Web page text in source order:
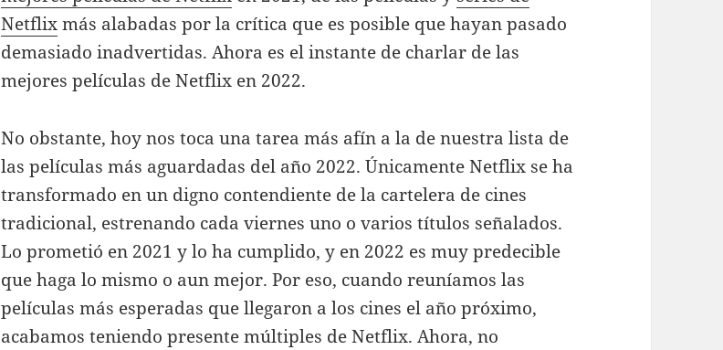
Netflixmás alabadas por la crítica que es posible que hayan pasado
demasiado inadvertidas. Ahora es el instante de charlar de las
mejores películas de Netflix en 2022.
No obstante, hoy nos toca una tarea más afín a la de nuestra lista de
las películas más aguardadas del año 2022. Únicamente Netflix se ha
transformado en un digno contendiente de la cartelera de cines
tradicional, estrenando cada viernes uno o varios títulos señalados.
Lo prometió en 2021 y lo ha cumplido, y en 2022 es muy predecible
que haga lo mismo o aun mejor. Por eso, cuando reuníamos las
películas más esperadas que llegaron a los cines el año próximo,
acabamos teniendo presente múltiples de Netflix. Ahora, no